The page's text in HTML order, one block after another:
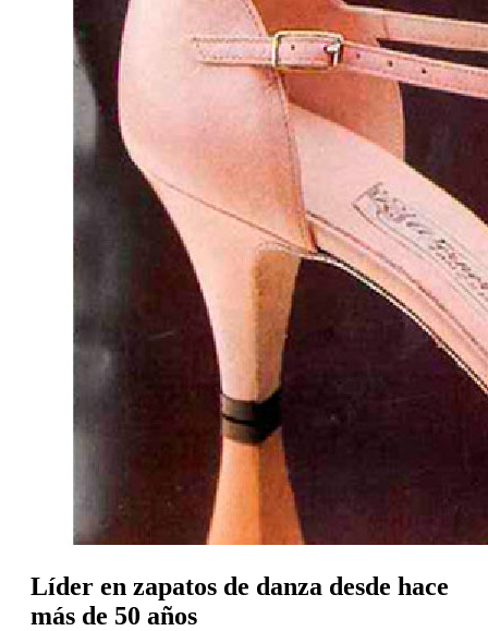
Líder en zapatos de danza desde hace
más de 50 años